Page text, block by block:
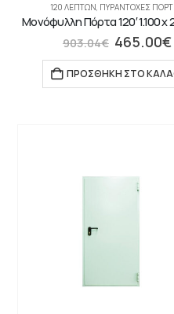
120 ΛΕΠΤΏΝ, ΠΥΡΆΝΤΟΧΕΣ
Μονόφυλλη Πόρτα 120′ 1.100 x
903.04€ 465.00€
ΠΡΟΣΘΉΚΗ ΣΤΟ